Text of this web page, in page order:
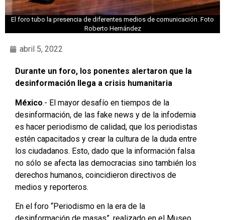
El foro tubo la presencia de diferentes medios de comunicación. Foto
Roberto Hernández
abril 5, 2022
Durante un foro, los ponentes alertaron que la
desinformación llega a crisis humanitaria
México.- El mayor desafío en tiempos de la
desinformación, de las fake news y de la infodemia
es hacer periodismo de calidad, que los periodistas
estén capacitados y crear la cultura de la duda entre
los ciudadanos. Esto, dado que la información falsa
no sólo se afecta las democracias sino también los
derechos humanos, coincidieron directivos de
medios y reporteros.
En el foro “Periodismo en la era de la